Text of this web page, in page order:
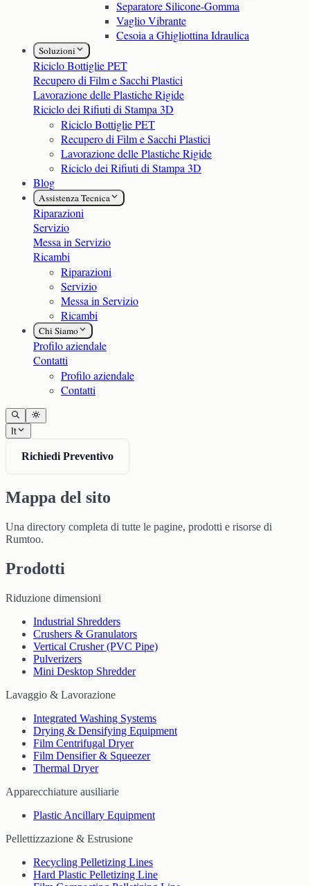
Separatore Silicone-Gomma
Vaglio Vibrante
Cesoia a Ghigliottina Idraulica
Soluzioni
Riciclo Bottiglie PET
Recupero di Film e Sacchi Plastici
Lavorazione delle Plastiche Rigide
Riciclo dei Rifiuti di Stampa 3D
Riciclo Bottiglie PET
Recupero di Film e Sacchi Plastici
Lavorazione delle Plastiche Rigide
Riciclo dei Rifiuti di Stampa 3D
Blog
Assistenza Tecnica
Riparazioni
Servizio
Messa in Servizio
Ricambi
Riparazioni
Servizio
Messa in Servizio
Ricambi
Chi Siamo
Profilo aziendale
Contatti
Profilo aziendale
Contatti
It
Richiedi Preventivo
Mappa del sito
Una directory completa di tutte le pagine, prodotti e risorse di
Rumtoo.
Prodotti
Riduzione dimensioni
Industrial Shredders
Crushers & Granulators
Vertical Crusher (PVC Pipe)
Pulverizers
Mini Desktop Shredder
Lavaggio & Lavorazione
Integrated Washing Systems
Drying & Densifying Equipment
Film Centrifugal Dryer
Film Densifier & Squeezer
Thermal Dryer
Apparecchiature ausiliarie
Plastic Ancillary Equipment
Pellettizzazione & Estrusione
Recycling Pelletizing Lines
Hard Plastic Pelletizing Line